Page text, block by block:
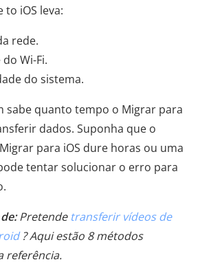
iOS leva:
rede.
Wi-Fi.
do sistema.
sabe quanto tempo o Migrar para
dados. Suponha que o
para iOS dure horas ou uma
tentar solucionar o erro para
Pretende transferir vídeos de
? Aqui estão 8 métodos
referência.